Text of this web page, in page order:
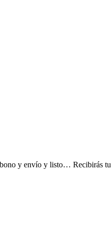
y envío y listo… Recibirás